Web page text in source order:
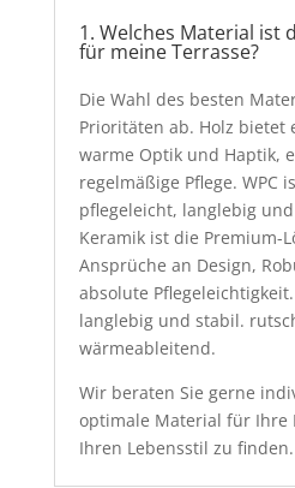
1. Welches Material ist
für meine Terrasse?
Die Wahl des besten
Prioritäten ab. Holz bietet
warme Optik und Haptik,
regelmäßige Pflege. WPC
pflegeleicht, langlebig
Keramikist die Premium-
Ansprüche an Design,
absolute
langlebig und stabil.
wärmeableitend.
Wir beraten Sie gerne
optimale Material für Ihre
Ihren Lebensstil zu finden.